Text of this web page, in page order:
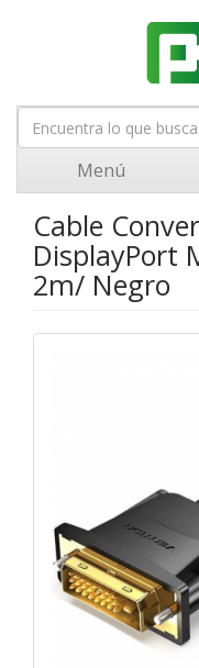
Menú
Cable
DisplayPort
2m/ Negro